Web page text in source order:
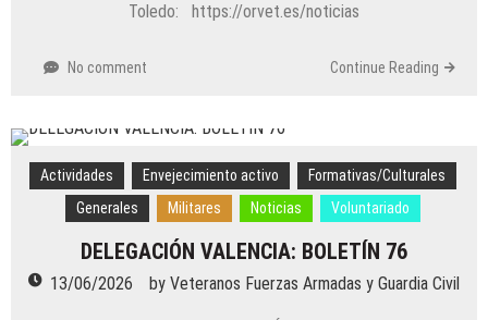
Toledo: https://orvet.es/noticias
No comment Continue Reading
Actividades Envejecimiento activo
Formativas/Culturales
Generales
Militares Noticias Voluntariado
DELEGACIÓN VALENCIA: BOLETÍN 76
13/06/2026 by Veteranos Fuerzas Armadas y Guardia Civil